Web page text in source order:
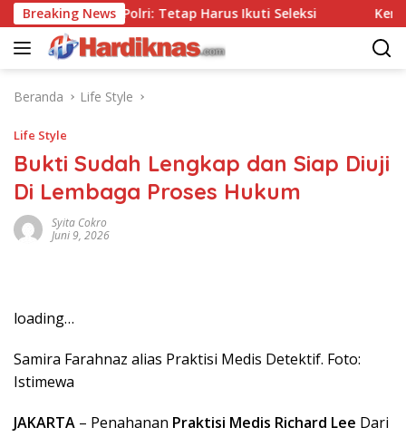
Langsung
ke
konten
Breaking News
Tes, Polri: Tetap Harus Ikuti Seleksi
Beranda Life Style
Life Style
Bukti Sudah Lengkap dan Siap Diuji
Di Lembaga Proses Hukum
Syita Cokro
Juni 9, 2026
loading…
Samira Farahnaz alias Praktisi Medis Detektif. Foto:
Istimewa
JAKARTA – Penahanan Praktisi Medis Richard Lee Dari